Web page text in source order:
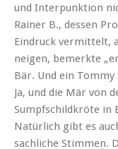
und Interpunktion
Rainer B., dessen
Eindruck vermittelt,
neigen, bemerkte
Bär. Und ein
Ja, und die Mär von
Sumpfschildkröte in
Natürlich gibt es
sachliche Stimmen.